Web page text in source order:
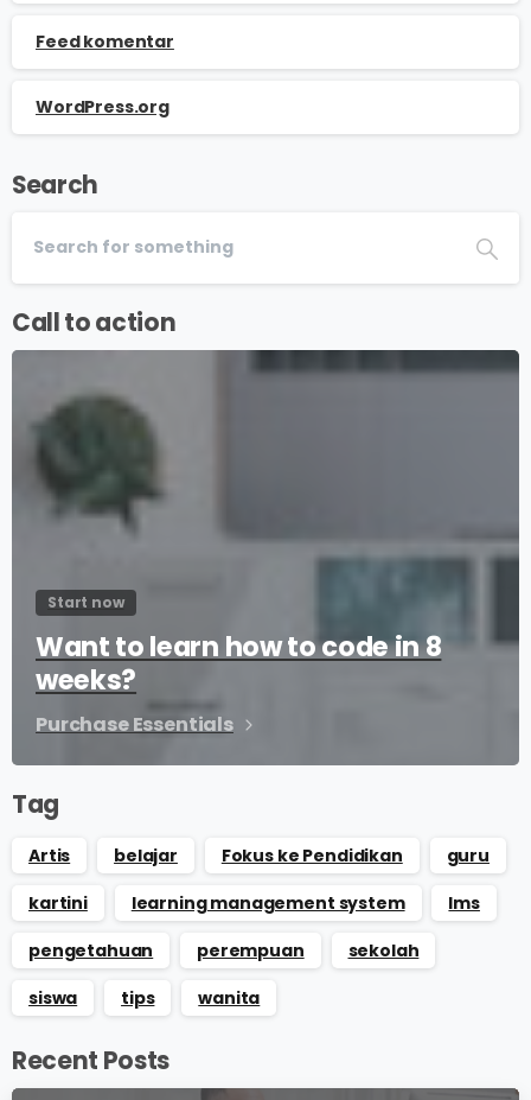
Feed komentar
WordPress.org
Search
Call to action
Start now
Want to learn how to code in 8
weeks?
Purchase Essentials
Tag
Artis belajar Fokus ke Pendidikan
guru
kartini
learning management system
lms
pengetahuan
perempuan
sekolah
siswa
tips wanita
Recent Posts